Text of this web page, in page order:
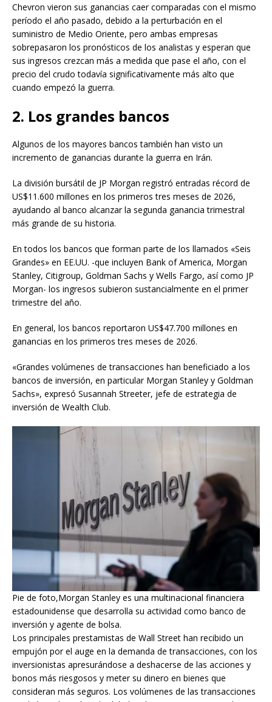
Chevron vieron sus ganancias caer comparadas con el mismo
período el año pasado, debido a la perturbación en el
suministro de Medio Oriente, pero ambas empresas
sobrepasaron los pronósticos de los analistas y esperan que
sus ingresos crezcan más a medida que pase el año, con el
precio del crudo todavía significativamente más alto que
cuando empezó la guerra.
2. Los grandes bancos
Algunos de los mayores bancos también han visto un
incremento de ganancias durante la guerra en Irán.
La división bursátil de JP Morgan registró entradas récord de
US$11.600 millones en los primeros tres meses de 2026,
ayudando al banco alcanzar la segunda ganancia trimestral
más grande de su historia.
En todos los bancos que forman parte de los llamados «Seis
Grandes» en EE.UU. -que incluyen Bank of America, Morgan
Stanley, Citigroup, Goldman Sachs y Wells Fargo, así como JP
Morgan- los ingresos subieron sustancialmente en el primer
trimestre del año.
En general, los bancos reportaron US$47.700 millones en
ganancias en los primeros tres meses de 2026.
«Grandes volúmenes de transacciones han beneficiado a los
bancos de inversión, en particular Morgan Stanley y Goldman
Sachs», expresó Susannah Streeter, jefe de estrategia de
inversión de Wealth Club.
Pie de foto,Morgan Stanley es una multinacional financiera
estadounidense que desarrolla su actividad como banco de
inversión y agente de bolsa.
Los principales prestamistas de Wall Street han recibido un
empujón por el auge en la demanda de transacciones, con los
inversionistas apresurándose a deshacerse de las acciones y
bonos más riesgosos y meter su dinero en bienes que
consideran más seguros. Los volúmenes de las transacciones